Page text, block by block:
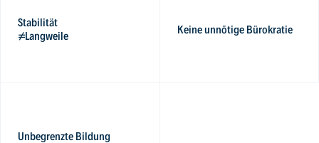
Stabilität
≠Langweile
Keine unnötige Bürokratie
Unbegrenzte Bildung